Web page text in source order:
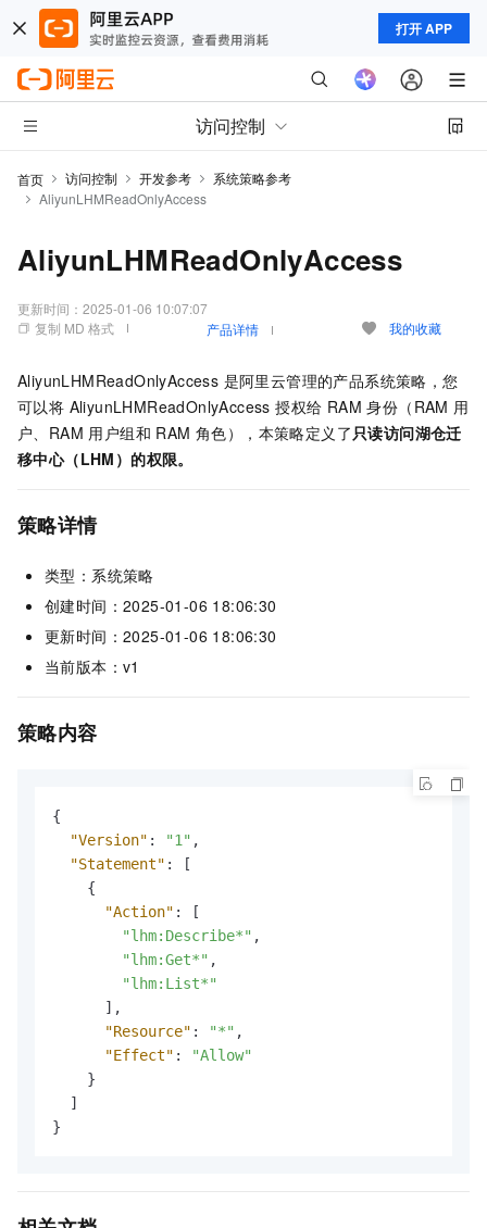
打开 APP
访问控制
首页 访问控制 开发参考
系统策略参考
AliyunLHMReadOnlyAccess
AliyunLHMReadOnlyAccess
更新时间： 2025-01-06 10:07:07
复制 MD 格式
产品详情 我的收藏
AliyunLHMReadOnlyAccess 是阿里云管理的产品系统策略，您
可以将 AliyunLHMReadOnlyAccess 授权给 RAM 身份（RAM 用
户、RAM 用户组和 RAM 角色），本策略定义了只读访问湖仓迁
移中心（LHM）的权限。
策略详情
类型：系统策略
创建时间：2025-01-06 18:06:30
更新时间：2025-01-06 18:06:30
当前版本：v1
策略内容
{
"Version" : "1" ,
"Statement" :
[
{
"Action" :
[
"lhm:Describe*" ,
"lhm:Get*" ,
"lhm:List*"
] ,
"Resource" : "*" ,
"Effect" :
"Allow"
}
]
}